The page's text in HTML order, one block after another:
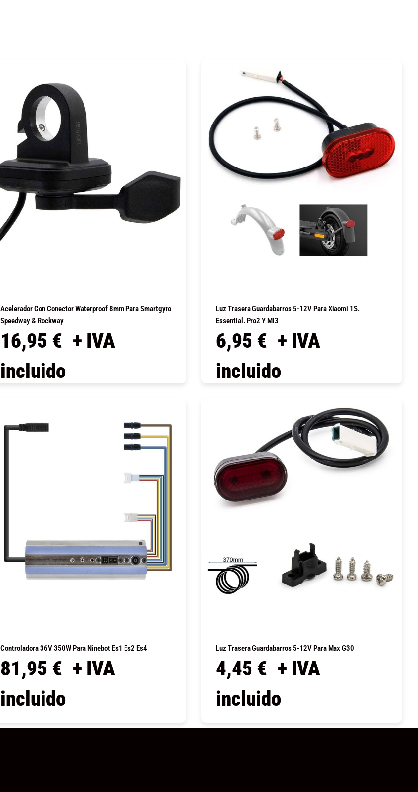
Acelerador Con Conector Waterproof 8mm Para Smartgyro
Speedway & Rockway
16,95 € + IVA
incluido
Luz Trasera Guardabarros 5-12V Para Xiaomi 1S.
Essential. Pro2 Y MI3
6,95 € + IVA
incluido
Controladora 36V 350W Para Ninebot Es1 Es2 Es4
81,95 € + IVA
incluido
Luz Trasera Guardabarros 5-12V Para Max G30
4,45 € + IVA
incluido